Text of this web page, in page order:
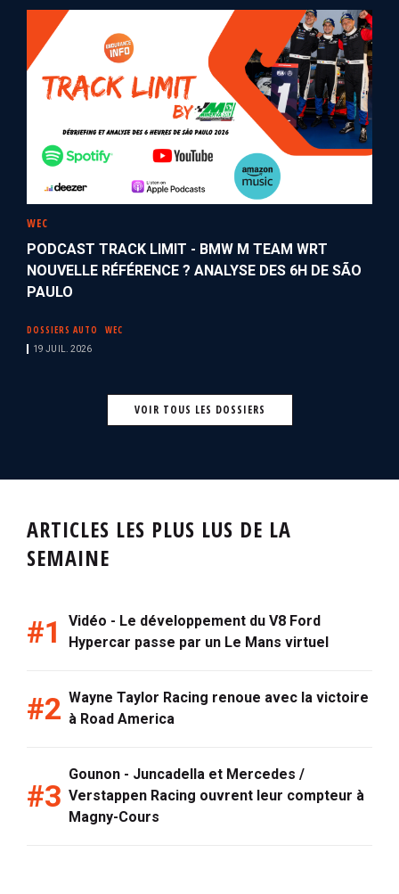
WEC
PODCAST TRACK LIMIT - BMW M TEAM WRT
NOUVELLE RÉFÉRENCE ? ANALYSE DES 6H DE SÃO
PAULO
DOSSIERS AUTO WEC
19 JUIL. 2026
VOIR TOUS LES DOSSIERS
ARTICLES LES PLUS LUS DE LA
SEMAINE
Vidéo - Le développement du V8 Ford
Hypercar passe par un Le Mans virtuel
Wayne Taylor Racing renoue avec la victoire
à Road America
Gounon - Juncadella et Mercedes /
Verstappen Racing ouvrent leur compteur à
Magny-Cours